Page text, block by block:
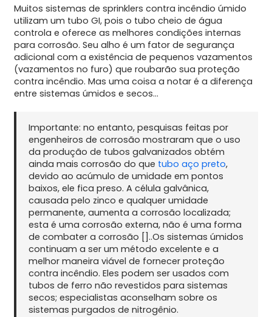
Muitos sistemas de sprinklers contra incêndio úmido
utilizam um tubo GI, pois o tubo cheio de água
controla e oferece as melhores condições internas
para corrosão. Seu alho é um fator de segurança
adicional com a existência de pequenos vazamentos
(vazamentos no furo) que roubarão sua proteção
contra incêndio. Mas uma coisa a notar é a diferença
entre sistemas úmidos e secos...
Importante: no entanto, pesquisas feitas por
engenheiros de corrosão mostraram que o uso
da produção de tubos galvanizados obtém
ainda mais corrosão do que tubo aço preto,
devido ao acúmulo de umidade em pontos
baixos, ele fica preso. A célula galvânica,
causada pelo zinco e qualquer umidade
permanente, aumenta a corrosão localizada;
esta é uma corrosão externa, não é uma forma
de combater a corrosão []..Os sistemas úmidos
continuam a ser um método excelente e a
melhor maneira viável de fornecer proteção
contra incêndio. Eles podem ser usados com
tubos de ferro não revestidos para sistemas
secos; especialistas aconselham sobre os
sistemas purgados de nitrogênio.